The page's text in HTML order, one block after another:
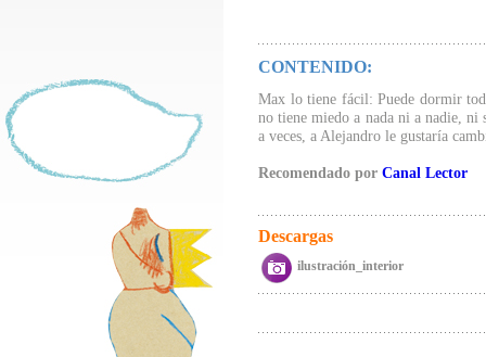
CONTENIDO:
Max lo tiene fácil: Puede dormir
no tiene miedo a nada ni a nadie,
a veces, a Alejandro le gustaría
Recomendado por Canal Lector
Descargas
ilustración_interior